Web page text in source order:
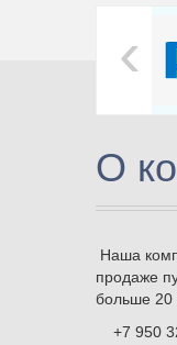
‹
О
Наша
продаже
больше 20
+7 950